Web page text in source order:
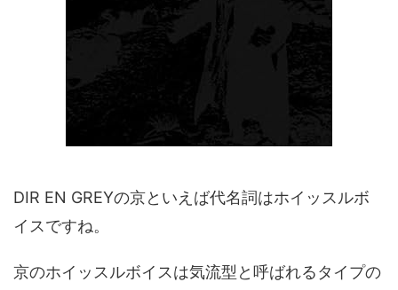
DIR EN GREYの京といえば代名詞はホイッスルボ
イスですね。
京のホイッスルボイスは気流型と呼ばれるタイプの